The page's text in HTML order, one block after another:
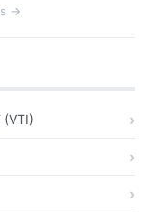
→
(VTI)